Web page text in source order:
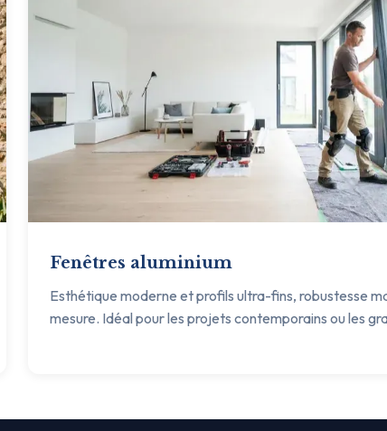
Fenêtres aluminium
Esthétique moderne et profils ultra-fins, robustesse
mesure. Idéal pour les projets contemporains ou les